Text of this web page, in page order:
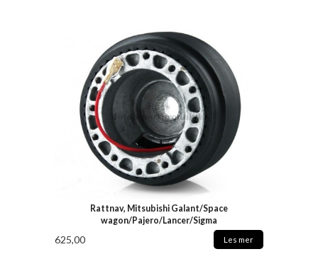
Rattnav, Mitsubishi Galant/Space
wagon/Pajero/Lancer/Sigma
625,00 Les mer